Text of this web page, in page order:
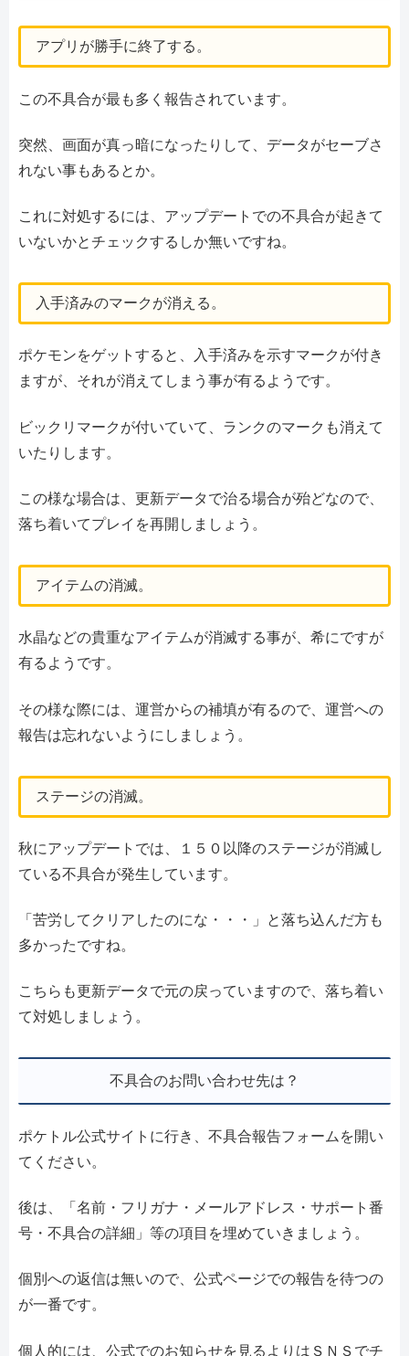
アプリが勝手に終了する。
この不具合が最も多く報告されています。
突然、画面が真っ暗になったりして、データがセーブさ
れない事もあるとか。
これに対処するには、アップデートでの不具合が起きて
いないかとチェックするしか無いですね。
入手済みのマークが消える。
ポケモンをゲットすると、入手済みを示すマークが付き
ますが、それが消えてしまう事が有るようです。
ビックリマークが付いていて、ランクのマークも消えて
いたりします。
この様な場合は、更新データで治る場合が殆どなので、
落ち着いてプレイを再開しましょう。
アイテムの消滅。
水晶などの貴重なアイテムが消滅する事が、希にですが
有るようです。
その様な際には、運営からの補填が有るので、運営への
報告は忘れないようにしましょう。
ステージの消滅。
秋にアップデートでは、１５０以降のステージが消滅し
ている不具合が発生しています。
「苦労してクリアしたのにな・・・」と落ち込んだ方も
多かったですね。
こちらも更新データで元の戻っていますので、落ち着い
て対処しましょう。
不具合のお問い合わせ先は？
ポケトル公式サイトに行き、不具合報告フォームを開い
てください。
後は、「名前・フリガナ・メールアドレス・サポート番
号・不具合の詳細」等の項目を埋めていきましょう。
個別への返信は無いので、公式ページでの報告を待つの
が一番です。
個人的には、公式でのお知らせを見るよりはＳＮＳでチ